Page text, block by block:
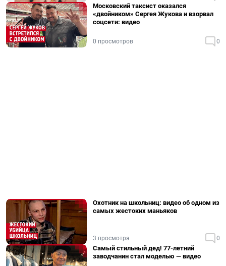
Московский таксист оказался
«двойником» Сергея Жукова и взорвал
соцсети: видео
0 просмотров 0
Охотник на школьниц: видео об одном из
самых жестоких маньяков
3 просмотра 0
Самый стильный дед! 77-летний
заводчанин стал моделью — видео